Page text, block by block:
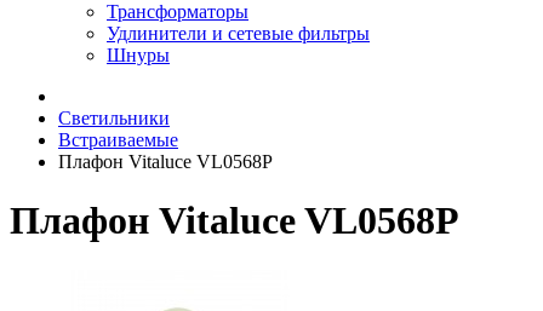
Трансформаторы
Удлинители и сетевые фильтры
Шнуры
Светильники
Встраиваемые
Плафон Vitaluce VL0568P
Плафон Vitaluce VL0568P